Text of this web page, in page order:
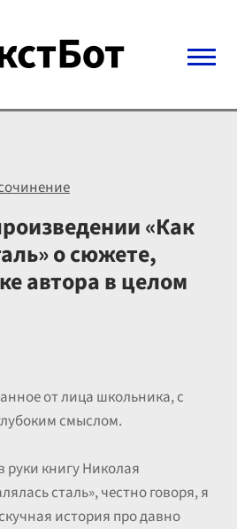
«Как
о сюжете,
автора в целом
от лица школьника, с
смыслом.
руки книгу Николая
сталь», честно говоря, я
история про давно